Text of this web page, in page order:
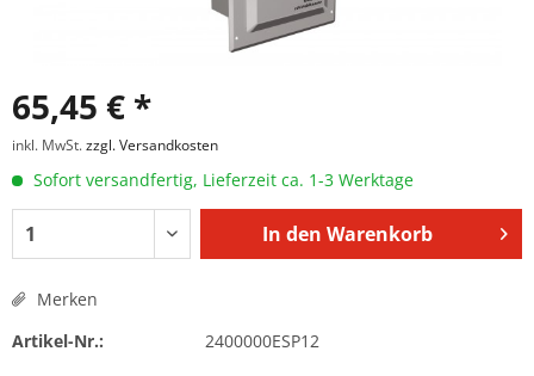
65,45 € *
inkl. MwSt.zzgl. Versandkosten
Sofort versandfertig, Lieferzeit ca. 1-3 Werktage
In den Warenkorb
Merken
Artikel-Nr.:
2400000ESP12